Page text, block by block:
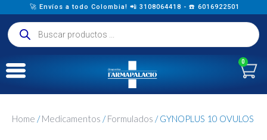
🚀 Envíos a todo Colombia! 📲 3108064418 - ☎️ 6016922501
0
Home /Medicamentos /Formulados / GYNOPLUS 10 OVULOS